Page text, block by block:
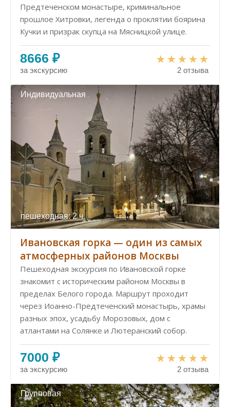
Предтеченском монастыре, криминальное
прошлое Хитровки, легенда о проклятии боярина
Кучки и призрак скупца на Мясницкой улице.
8666 ₽
за экскурсию 2 отзыва
Индивидуальная
пешеходная: 2 ч.
Ивановская горка — один из самых
атмосферных районов Москвы
Пешеходная экскурсия по Ивановской горке
знакомит с историческим районом Москвы в
пределах Белого города. Маршрут проходит
через Иоанно-Предтеченский монастырь, храмы
разных эпох, усадьбу Морозовых, дом с
атлантами на Солянке и Лютеранский собор.
7000 ₽
за экскурсию 2 отзыва
Групповая